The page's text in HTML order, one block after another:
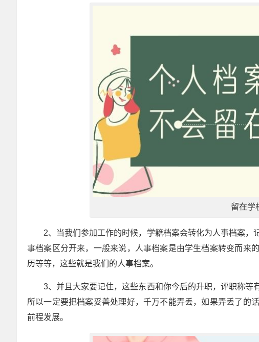
留在学
2、当我们参加工作的时候，学籍档案会转化为人事档案
事档案区分开来，一般来说，人事档案是由学生档案转变而来
历等等，这些就是我们的人事档案。
3、并且大家要记住，这些东西和你今后的升职，评职称等
所以一定要把档案妥善处理好，千万不能弄丢，如果弄丢了的
前程发展。